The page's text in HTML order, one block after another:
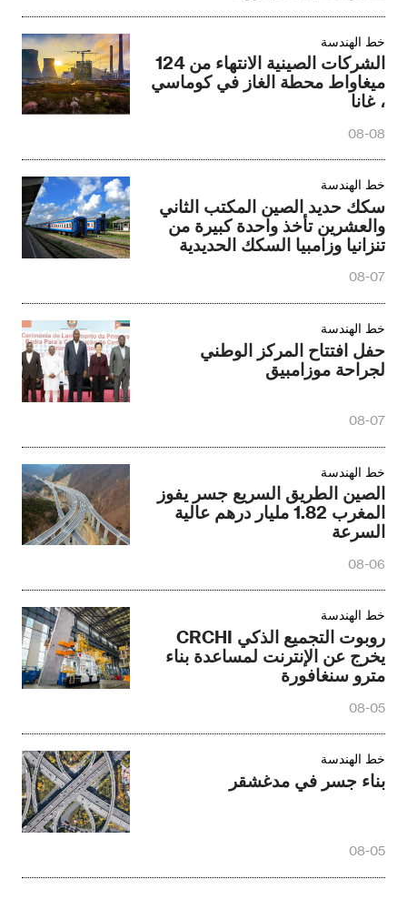
خط الهندسة
الشركات الصينية الانتهاء من 124
ميغاواط محطة الغاز في كوماسي
، غانا
08-08
خط الهندسة
سكك حديد الصين المكتب الثاني
والعشرين تأخذ واحدة كبيرة من
تنزانيا وزامبيا السكك الحديدية
08-07
خط الهندسة
حفل افتتاح المركز الوطني
لجراحة موزامبيق
08-07
خط الهندسة
الصين الطريق السريع جسر يفوز
المغرب 1.82 مليار درهم عالية
السرعة
08-06
خط الهندسة
روبوت التجميع الذكي CRCHI
يخرج عن الإنترنت لمساعدة بناء
مترو سنغافورة
08-05
خط الهندسة
بناء جسر في مدغشقر
08-05